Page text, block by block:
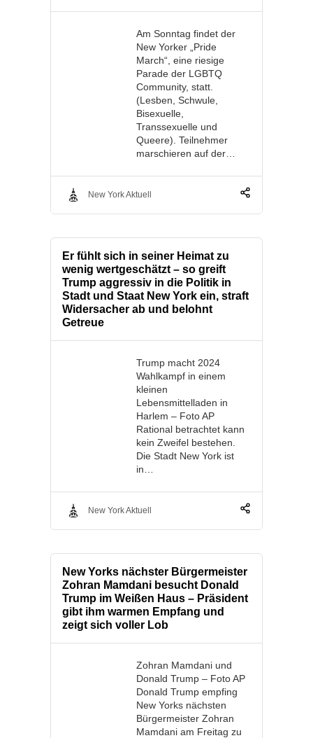
Am Sonntag findet der
New Yorker „Pride
March“, eine riesige
Parade der LGBTQ
Community, statt.
(Lesben, Schwule,
Bisexuelle,
Transsexuelle und
Queere). Teilnehmer
marschieren auf der…
New York Aktuell
Er fühlt sich in seiner Heimat zu
wenig wertgeschätzt – so greift
Trump aggressiv in die Politik in
Stadt und Staat New York ein, straft
Widersacher ab und belohnt
Getreue
Trump macht 2024
Wahlkampf in einem
kleinen
Lebensmittelladen in
Harlem – Foto AP
Rational betrachtet kann
kein Zweifel bestehen.
Die Stadt New York ist
in…
New York Aktuell
New Yorks nächster Bürgermeister
Zohran Mamdani besucht Donald
Trump im Weißen Haus – Präsident
gibt ihm warmen Empfang und
zeigt sich voller Lob
Zohran Mamdani und
Donald Trump – Foto AP
Donald Trump empfing
New Yorks nächsten
Bürgermeister Zohran
Mamdani am Freitag zu